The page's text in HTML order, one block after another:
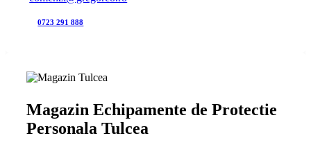
0723 291 888
Magazin Echipamente de Protectie
Personala Tulcea